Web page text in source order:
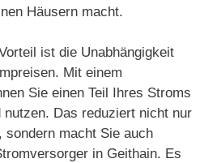
Häusern macht.
ist die Unabhängigkeit
Mit einem
Sie einen Teil Ihres Stroms
nutzen. Das reduziert nicht nur
sondern macht Sie auch
in Geithain. Es